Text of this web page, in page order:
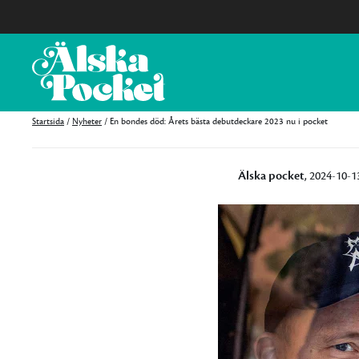
Startsida / Nyheter / En bondes död: Årets bästa debutdeckare 2023 nu i pocket
Älska pocket, 2024-10-